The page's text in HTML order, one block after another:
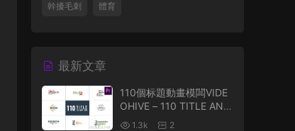
幹擾毛刺 體育
最新文章
110個标題動畫模闆VIDE
OHIVE – 110 TITLE ANI
MATIONS – 22295907
1.3k 2